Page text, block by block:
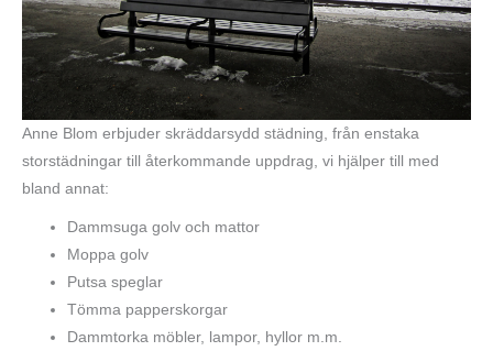
Anne Blom erbjuder skräddarsydd städning, från enstaka
storstädningar till återkommande uppdrag, vi hjälper till med
bland annat:
Dammsuga golv och mattor
Moppa golv
Putsa speglar
Tömma papperskorgar
Dammtorka möbler, lampor, hyllor m.m.